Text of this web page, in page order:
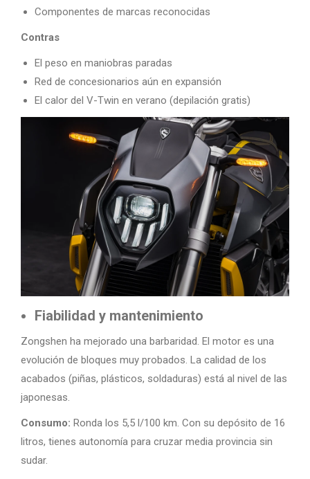
Componentes de marcas reconocidas
Contras
El peso en maniobras paradas
Red de concesionarios aún en expansión
El calor del V-Twin en verano (depilación gratis)
Fiabilidad y mantenimiento
Zongshen ha mejorado una barbaridad. El motor es una
evolución de bloques muy probados. La calidad de los
acabados (piñas, plásticos, soldaduras) está al nivel de las
japonesas.
Consumo: Ronda los 5,5 l/100 km. Con su depósito de 16
litros, tienes autonomía para cruzar media provincia sin
sudar.